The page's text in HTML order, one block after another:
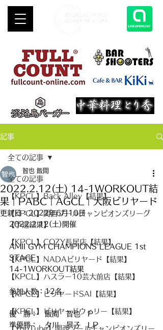
記事
全ての記事
【KPCL】Back Alley【結果】
【KPCL】関西プールチャンピオンズリーグ
【予選結果】
【KPCL】COZY長居店【結果】
【KPCL】NADAビリヤード【結果】
【KPCL】ハスラー10芸大前店【結果】
【KPCL】ビリヤードSAI【結果】
【KPCL】ビリヤードウィリー【結果】
【YouTube】関西プールチャンピオンズリー
全ての記事
2022.2.12(土) 14-1WORKOUT結
果｜PABC｜AGCL｜大阪ビリヤード
智也 飯間
更新日：2022年6月10日
2022.2.12(土)開催
AMII GYM CHAMPIONS LEAGUE 1st
STAGE
14-1WORKOUT結果
参加人数：12名
優　勝：　飯間　智也　P
準優勝：　夕川　景子　LP